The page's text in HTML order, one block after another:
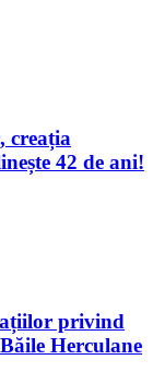
creația
42 de ani!
privind
Herculane